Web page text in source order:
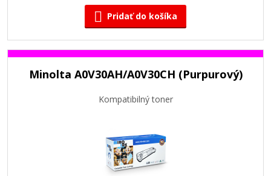
Pridať do košíka
Minolta A0V30AH/A0V30CH (Purpurový)
Kompatibilný toner